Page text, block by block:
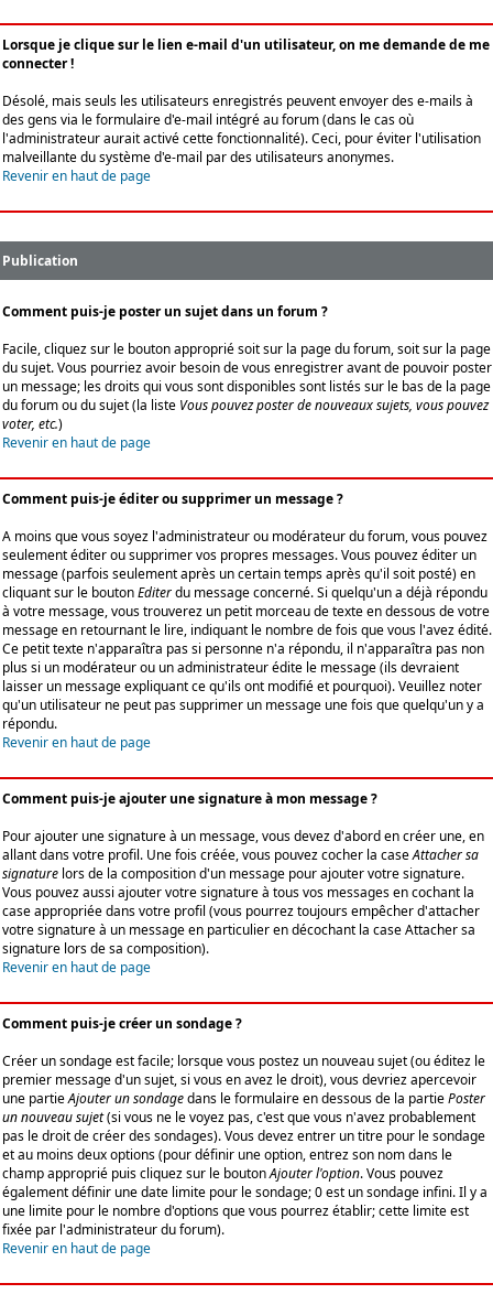
Lorsque je clique sur le lien e-mail d'un utilisateur, on me demande de me
connecter !
Désolé, mais seuls les utilisateurs enregistrés peuvent envoyer des e-mails à
des gens via le formulaire d'e-mail intégré au forum (dans le cas où
l'administrateur aurait activé cette fonctionnalité). Ceci, pour éviter l'utilisation
malveillante du système d'e-mail par des utilisateurs anonymes.
Revenir en haut de page
Publication
Comment puis-je poster un sujet dans un forum ?
Facile, cliquez sur le bouton approprié soit sur la page du forum, soit sur la page
du sujet. Vous pourriez avoir besoin de vous enregistrer avant de pouvoir poster
un message; les droits qui vous sont disponibles sont listés sur le bas de la page
du forum ou du sujet (la liste Vous pouvez poster de nouveaux sujets, vous pouvez
voter, etc.)
Revenir en haut de page
Comment puis-je éditer ou supprimer un message ?
A moins que vous soyez l'administrateur ou modérateur du forum, vous pouvez
seulement éditer ou supprimer vos propres messages. Vous pouvez éditer un
message (parfois seulement après un certain temps après qu'il soit posté) en
cliquant sur le boutonEditerdu message concerné. Si quelqu'un a déjà répondu
à votre message, vous trouverez un petit morceau de texte en dessous de votre
message en retournant le lire, indiquant le nombre de fois que vous l'avez édité.
Ce petit texte n'apparaîtra pas si personne n'a répondu, il n'apparaîtra pas non
plus si un modérateur ou un administrateur édite le message (ils devraient
laisser un message expliquant ce qu'ils ont modifié et pourquoi). Veuillez noter
qu'un utilisateur ne peut pas supprimer un message une fois que quelqu'un y a
répondu.
Revenir en haut de page
Comment puis-je ajouter une signature à mon message ?
Pour ajouter une signature à un message, vous devez d'abord en créer une, en
allant dans votre profil. Une fois créée, vous pouvez cocher la caseAttacher sa
signature lors de la composition d'un message pour ajouter votre signature.
Vous pouvez aussi ajouter votre signature à tous vos messages en cochant la
case appropriée dans votre profil (vous pourrez toujours empêcher d'attacher
votre signature à un message en particulier en décochant la case Attacher sa
signature lors de sa composition).
Revenir en haut de page
Comment puis-je créer un sondage ?
Créer un sondage est facile; lorsque vous postez un nouveau sujet (ou éditez le
premier message d'un sujet, si vous en avez le droit), vous devriez apercevoir
une partieAjouter un sondagedans le formulaire en dessous de la partiePoster
un nouveau sujet(si vous ne le voyez pas, c'est que vous n'avez probablement
pas le droit de créer des sondages). Vous devez entrer un titre pour le sondage
et au moins deux options (pour définir une option, entrez son nom dans le
champ approprié puis cliquez sur le boutonAjouter l'option. Vous pouvez
également définir une date limite pour le sondage; 0 est un sondage infini. Il y a
une limite pour le nombre d'options que vous pourrez établir; cette limite est
fixée par l'administrateur du forum).
Revenir en haut de page